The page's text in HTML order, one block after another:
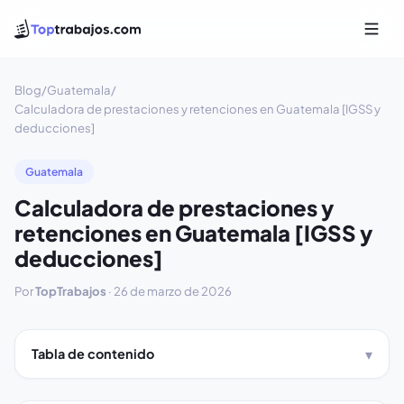
Blog/Guatemala/
Calculadora de prestaciones y retenciones en Guatemala [IGSS y
deducciones]
Guatemala
Calculadora de prestaciones y
retenciones en Guatemala [IGSS y
deducciones]
PorTopTrabajos · 26 de marzo de 2026
Tabla de contenido